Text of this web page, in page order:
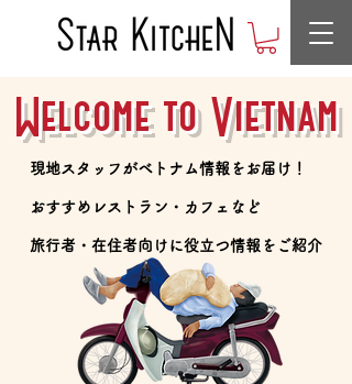
Welcome to Vietnam
​現地スタッフがベトナム情報をお届け！
​おすすめレストラン・カフェなど
​旅行者・在住者向けに役立つ情報をご紹介